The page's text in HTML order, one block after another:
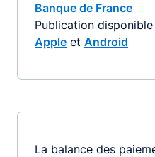
Banque de France
Publication
Apple et Android
La balance des